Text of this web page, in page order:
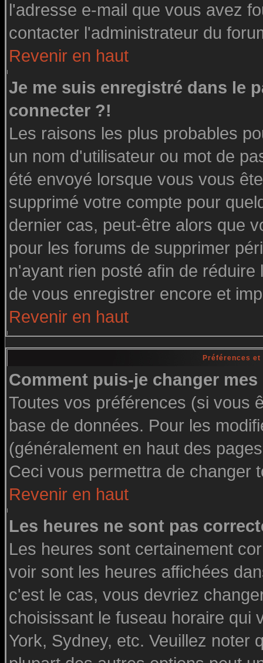
l'adresse e-mail que vous avez
contacter l'administrateur du
Revenir en haut
Je me suis enregistré dans le
connecter ?!
Les raisons les plus probables
un nom d'utilisateur ou mot de
été envoyé lorsque vous vous
supprimé votre compte pour
dernier cas, peut-être alors que
pour les forums de supprimer
n'ayant rien posté afin de
de vous enregistrer encore et
Revenir en haut
Préférences
Comment puis-je changer
Toutes vos préférences (si vous
base de données. Pour les
(généralement en haut des
Ceci vous permettra de changer
Revenir en haut
Les heures ne sont pas
Les heures sont certainement
voir sont les heures affichées
c'est le cas, vous devriez
choisissant le fuseau horaire qui
York, Sydney, etc. Veuillez noter